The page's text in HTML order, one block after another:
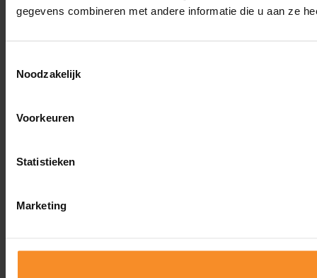
gegevens combineren met andere informatie die u aan ze
Noodzakelijk
Voorkeuren
Statistieken
Marketing